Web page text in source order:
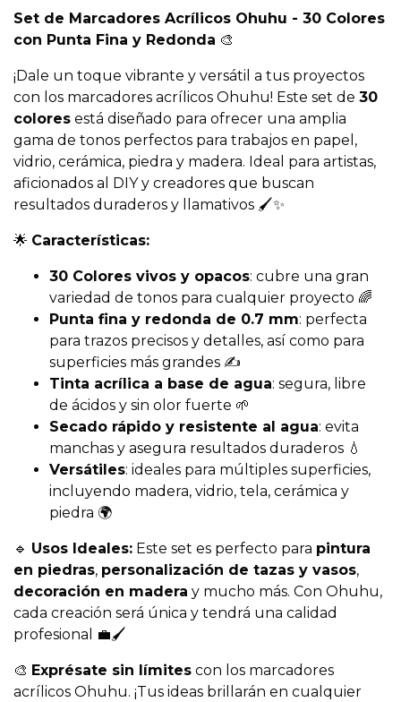
Set de Marcadores Acrílicos Ohuhu - 30 Colores
con Punta Fina y Redonda 🎨
¡Dale un toque vibrante y versátil a tus proyectos
con los marcadores acrílicos Ohuhu! Este set de 30
colores está diseñado para ofrecer una amplia
gama de tonos perfectos para trabajos en papel,
vidrio, cerámica, piedra y madera. Ideal para artistas,
aficionados al DIY y creadores que buscan
resultados duraderos y llamativos 🖌️✨
🌟 Características:
30 Colores vivos y opacos: cubre una gran
variedad de tonos para cualquier proyecto 🌈
Punta fina y redonda de 0.7 mm: perfecta
para trazos precisos y detalles, así como para
superficies más grandes ✍️
Tinta acrílica a base de agua: segura, libre
de ácidos y sin olor fuerte 🌱
Secado rápido y resistente al agua: evita
manchas y asegura resultados duraderos 💧
Versátiles: ideales para múltiples superficies,
incluyendo madera, vidrio, tela, cerámica y
piedra 🌍
🔹 Usos Ideales: Este set es perfecto para pintura
en piedras, personalización de tazas y vasos,
decoración en madera y mucho más. Con Ohuhu,
cada creación será única y tendrá una calidad
profesional 💼🖌️
🎨 Exprésate sin límites con los marcadores
acrílicos Ohuhu. ¡Tus ideas brillarán en cualquier